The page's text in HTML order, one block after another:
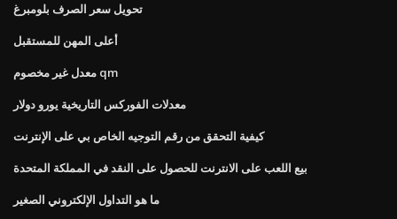
تحويل سعر الصرف بلومبرغ
أعلى المهن للمستقبل
معدل غير مخصوم qm
معدلات الفوركس التاريخية يورو دولار
كيفية التحقق من رقم التوجيه الخاص بي على الإنترنت
بيع اللعب على الانترنت للحصول على النقد في المملكة المتحدة
ما هو التداول الإلكتروني الصغير